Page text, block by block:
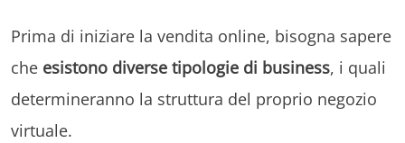
Prima di iniziare la vendita online, bisogna sapere
che esistono diverse tipologie di business, i quali
determineranno la struttura del proprio negozio
virtuale.